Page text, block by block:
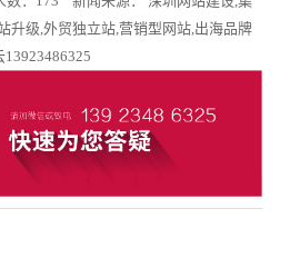
升级,外贸独立站,营销型网站,出海品牌
13923486325